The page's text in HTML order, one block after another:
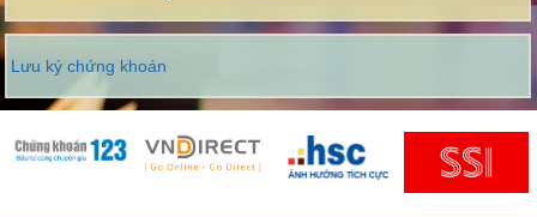
Lưu ký chứng khoán